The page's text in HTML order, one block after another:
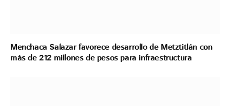
Menchaca Salazar favorece desarrollo de Metztitlán con
más de 212 millones de pesos para infraestructura